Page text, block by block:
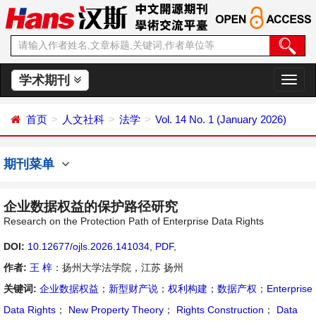
学术期刊
切
换
首页 人文社科 法学 Vol. 14 No. 1 (January 2026)
期刊菜单
企业数据权益的保护路径研究
Research on the Protection Path of Enterprise Data Rights
DOI: 10.12677/ojls.2026.141034 PDF,
作者: 王 梓 ：扬州大学法学院，江苏 扬州
关键词: 企业数据权益 ； 新型财产说 ； 权利构建 ； 数据产权 ； Enterprise
Data Rights ； New Property Theory ； Rights Construction ；
Data